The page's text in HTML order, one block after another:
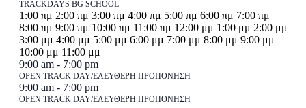
-
5
Ιουλίου
4
Ιουλίου
-
5
Ιουλίου
TRACKDAYS BG SCHOOL
12:00
πμ
1:00 πμ 2:00 πμ 3:00 πμ 4:00 πμ 5:00 πμ 6:00 πμ 7:00 πμ
8:00 πμ 9:00 πμ 10:00 πμ 11:00 πμ 12:00 μμ 1:00 μμ 2:00 μμ
3:00 μμ 4:00 μμ 5:00 μμ 6:00 μμ 7:00 μμ 8:00 μμ 9:00 μμ
10:00 μμ 11:00 μμ
Δευτέρα,
29
Ιουνίου,
June
29,
2026
9:00 am - 7:00 pm
OPEN TRACK DAY/ΕΛΕΥΘΕΡΗ ΠΡΟΠΟΝΗΣΗ
Τρίτη,
30
No
events
Τετάρτη,
1
No
events
Πέμπτη,
2
No
events
Παρασκευή,
3
July
3,
9:00 am - 7:00 pm
OPEN TRACK DAY/ΕΛΕΥΘΕΡΗ ΠΡΟΠΟΝΗΣΗ